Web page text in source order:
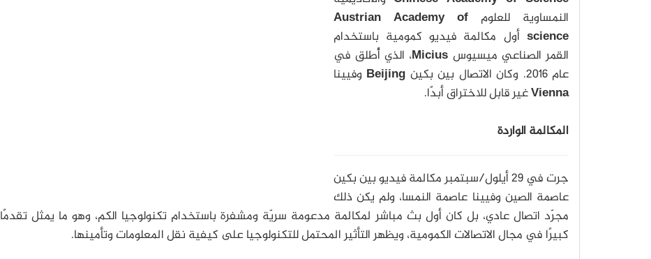
النمساوية للعلومAustrian Academy of
science أول مكالمة فيديو كمومية باستخدام
القمر الصناعي ميسيوس Micius، الذي أُطلق في
عام 2016. وكان الاتصال بين بكين
Beijing وفيينا
Viennaغير قابل للاختراق أبدًا.
المكالمة الواردة
جرت في 29 أيلول/سبتمبر مكالمة فيديو بين بكين
عاصمة الصين وفيينا عاصمة النمسا، ولم يكن ذلك
مجرّد اتصال عادي، بل كان أول بث مباشر لمكالمة مدعومة سريّة ومشفرة باستخدام تكنولوجيا الكم، وهو ما يمثل تقدمًا
كبيرًا في مجال الاتصالات الكمومية، ويظهر التأثير المحتمل للتكنولوجيا على كيفية نقل المعلومات وتأمينها.